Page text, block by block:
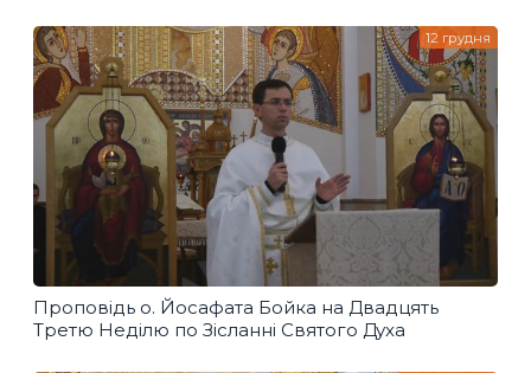
Проповідь о. Йосафата Бойка на Двадцять
Третю Неділю по Зісланні Святого Духа
12 грудня